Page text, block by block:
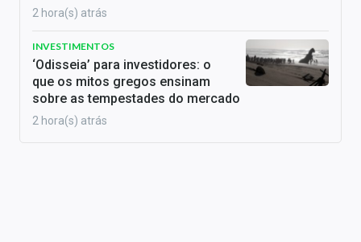
2 hora(s) atrás
INVESTIMENTOS
‘Odisseia’ para investidores: o
que os mitos gregos ensinam
sobre as tempestades do mercado
2 hora(s) atrás